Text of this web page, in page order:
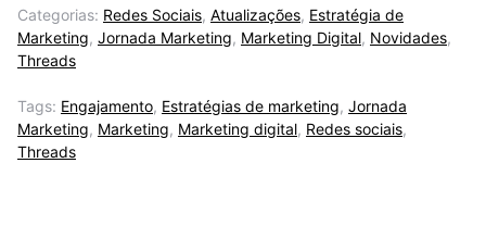
Categorias: Redes Sociais, Atualizações, Estratégia de
Marketing, Jornada Marketing, Marketing Digital, Novidades,
Threads
Tags: Engajamento, Estratégias de marketing, Jornada
Marketing, Marketing, Marketing digital, Redes sociais,
Threads